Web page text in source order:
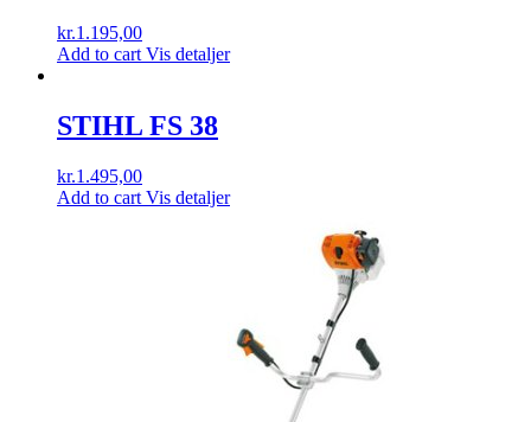
kr.1.195,00
Add to cart Vis detaljer
STIHL FS 38
kr.1.495,00
Add to cart Vis detaljer